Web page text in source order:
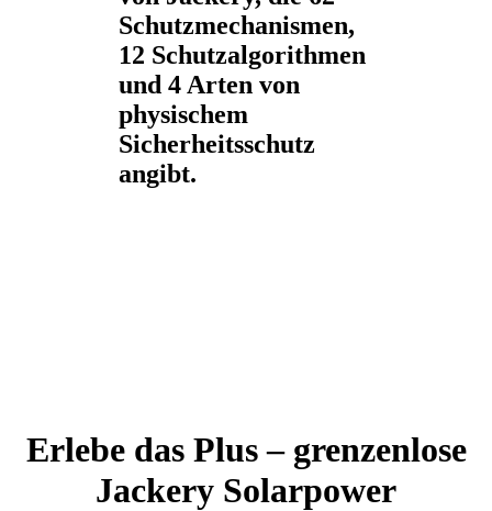
Schutzmechanismen,
12 Schutzalgorithmen
und 4 Arten von
physischem
Sicherheitsschutz
angibt.
Erlebe das Plus – grenzenlose
Jackery Solarpower